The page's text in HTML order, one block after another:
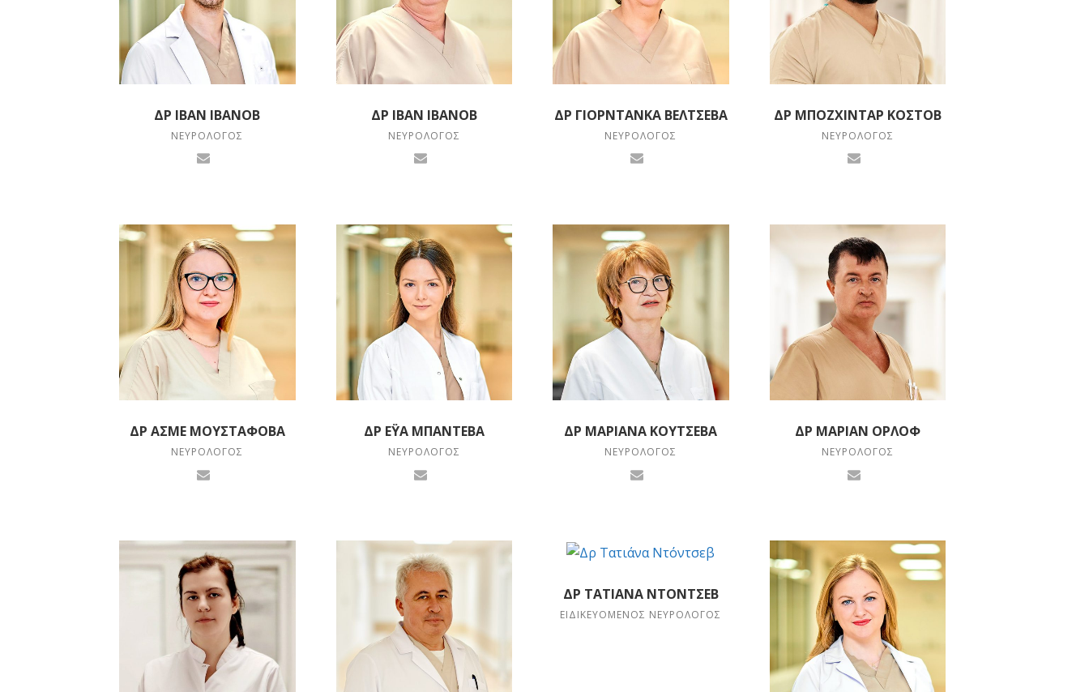
ΔΡ ΙΒΆΝ ΙΒΑΝΌΒ
ΝΕΥΡΟΛΌΓΟΣ
ΔΡ ΙΒΆΝ ΙΒΑΝΌΒ
ΝΕΥΡΟΛΌΓΟΣ
ΔΡ ΓΙΟΡΝΤΆΝΚΑ ΒΈΛΤΣΕΒΑ
ΝΕΥΡΟΛΌΓΟΣ
ΔΡ ΜΠΟΖΧΙΝΤΆΡ ΚΌΣΤΟΒ
ΝΕΥΡΟΛΌΓΟΣ
ΔΡ ΑΣΜΈ ΜΟΥΣΤΆΦΟΒΑ
ΝΕΥΡΟΛΌΓΟΣ
ΔΡ ΈΥΑ ΜΠΆΝΤΕΒΑ
ΝΕΥΡΟΛΌΓΟΣ
ΔΡ ΜΑΡΙΆΝΑ ΚΟΎΤΣΕΒΑ
ΝΕΥΡΟΛΌΓΟΣ
ΔΡ ΜΆΡΙΑΝ ΟΡΛΌΦ
ΝΕΥΡΟΛΌΓΟΣ
ΔΡ ΤΑΤΙΆΝΑ ΝΤΌΝΤΣΕΒ
ΕΙΔΙΚΕΥΌΜΕΝΟΣ ΝΕΥΡΟΛΌΓΟΣ